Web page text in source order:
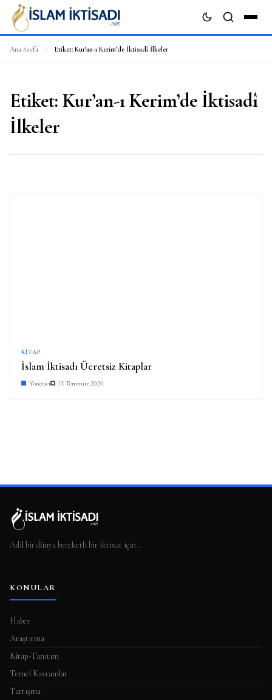
Ana Sayfa / Etiket: Kur’an-ı Kerim’de İktisadî İlkeler
Etiket: Kur’an-ı Kerim’de İktisadî
İlkeler
KITAP
İslam İktisadı Ücretsiz Kitaplar
Yönetici 15 Temmuz 2020
Adil bir dünya bereketli bir iktisat için…
KONULAR
Haber
Araştırma
Kitap-Tanıtım
Temel Kavramlar
Tartışma